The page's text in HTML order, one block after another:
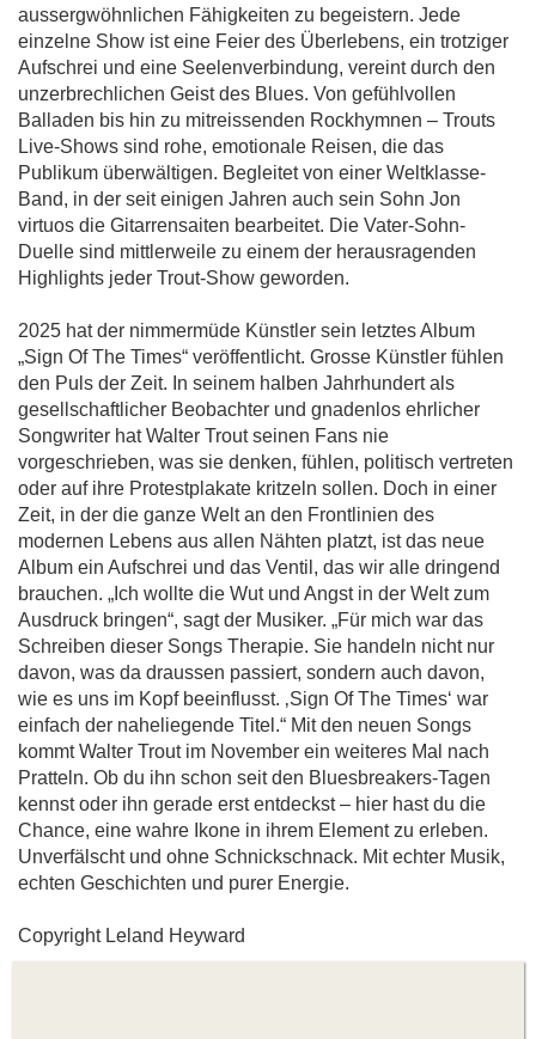
aussergwöhnlichen Fähigkeiten zu begeistern. Jede
einzelne Show ist eine Feier des Überlebens, ein trotziger
Aufschrei und eine Seelenverbindung, vereint durch den
unzerbrechlichen Geist des Blues. Von gefühlvollen
Balladen bis hin zu mitreissenden Rockhymnen – Trouts
Live-Shows sind rohe, emotionale Reisen, die das
Publikum überwältigen. Begleitet von einer Weltklasse-
Band, in der seit einigen Jahren auch sein Sohn Jon
virtuos die Gitarrensaiten bearbeitet. Die Vater-Sohn-
Duelle sind mittlerweile zu einem der herausragenden
Highlights jeder Trout-Show geworden.
2025 hat der nimmermüde Künstler sein letztes Album
„Sign Of The Times“ veröffentlicht. Grosse Künstler fühlen
den Puls der Zeit. In seinem halben Jahrhundert als
gesellschaftlicher Beobachter und gnadenlos ehrlicher
Songwriter hat Walter Trout seinen Fans nie
vorgeschrieben, was sie denken, fühlen, politisch vertreten
oder auf ihre Protestplakate kritzeln sollen. Doch in einer
Zeit, in der die ganze Welt an den Frontlinien des
modernen Lebens aus allen Nähten platzt, ist das neue
Album ein Aufschrei und das Ventil, das wir alle dringend
brauchen. „Ich wollte die Wut und Angst in der Welt zum
Ausdruck bringen“, sagt der Musiker. „Für mich war das
Schreiben dieser Songs Therapie. Sie handeln nicht nur
davon, was da draussen passiert, sondern auch davon,
wie es uns im Kopf beeinflusst. ‚Sign Of The Times‘ war
einfach der naheliegende Titel.“ Mit den neuen Songs
kommt Walter Trout im November ein weiteres Mal nach
Pratteln. Ob du ihn schon seit den Bluesbreakers-Tagen
kennst oder ihn gerade erst entdeckst – hier hast du die
Chance, eine wahre Ikone in ihrem Element zu erleben.
Unverfälscht und ohne Schnickschnack. Mit echter Musik,
echten Geschichten und purer Energie.
Copyright Leland Heyward